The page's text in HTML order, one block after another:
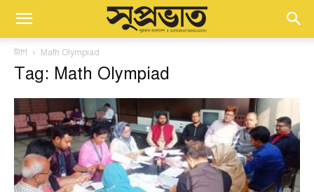
ট্যাগ Math Olympiad
Tag: Math Olympiad